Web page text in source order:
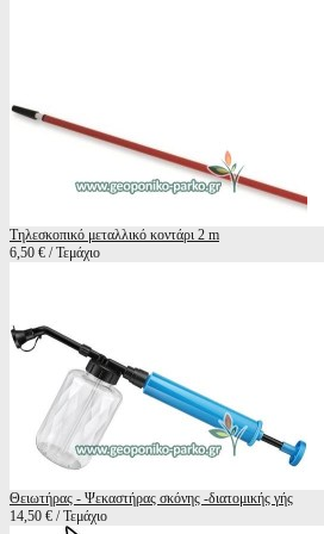
Τηλεσκοπικό μεταλλικό κοντάρι 2 m
6,50 € / Τεμάχιο
Θειωτήρας - Ψεκαστήρας σκόνης -διατομικής γής
14,50 € / Τεμάχιο